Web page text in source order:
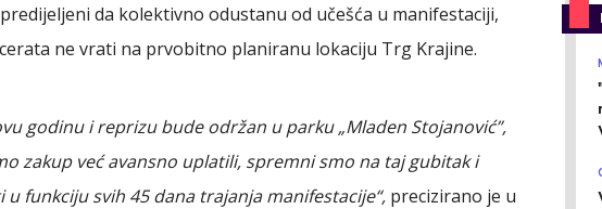
da kolektivno odustanu od učešća u manifestaciji,
ne vrati na prvobitno planiranu lokaciju Trg Krajine.
godinu i reprizu bude održan u parku „Mladen Stojanović”,
zakup već avansno uplatili, spremni smo na taj gubitak i
u funkciju svih 45 dana trajanja manifestacije“, precizirano je u